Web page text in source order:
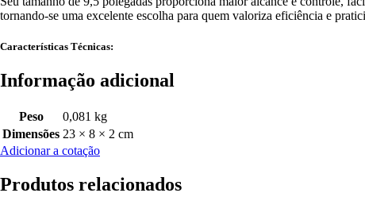
tornando-se uma excelente escolha para quem valoriza eficiência e
Características Técnicas:
Informação adicional
Peso
0,081 kg
Dimensões 23 × 8 × 2 cm
Adicionar a cotação
Produtos relacionados